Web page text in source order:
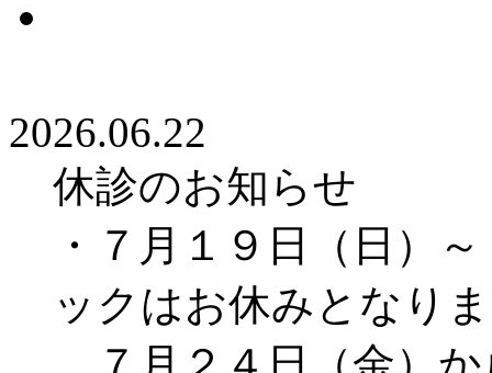
2026.06.22
休診のお知らせ
・７月１９日（日）
ックはお休みとなり